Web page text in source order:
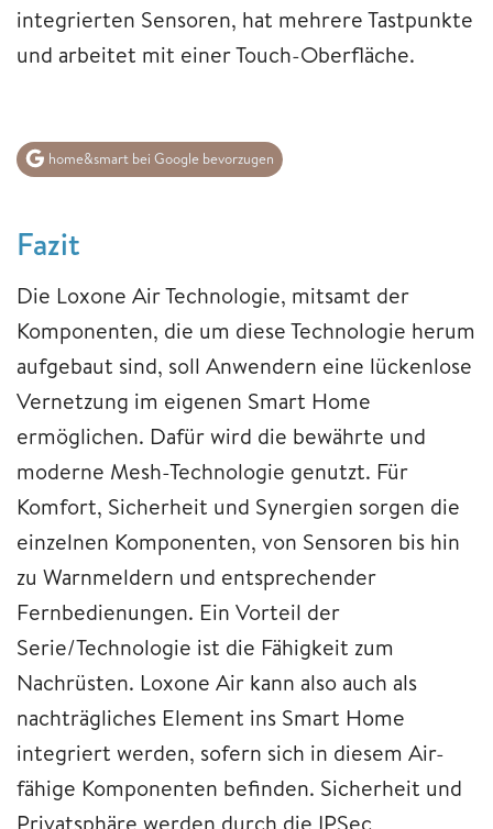
integrierten Sensoren, hat mehrere Tastpunkte
und arbeitet mit einer Touch-Oberfläche.
home&smart bei Google bevorzugen
Fazit
Die Loxone Air Technologie, mitsamt der
Komponenten, die um diese Technologie herum
aufgebaut sind, soll Anwendern eine lückenlose
Vernetzung im eigenen Smart Home
ermöglichen. Dafür wird die bewährte und
moderne Mesh-Technologie genutzt. Für
Komfort, Sicherheit und Synergien sorgen die
einzelnen Komponenten, von Sensoren bis hin
zu Warnmeldern und entsprechender
Fernbedienungen. Ein Vorteil der
Serie/Technologie ist die Fähigkeit zum
Nachrüsten. Loxone Air kann also auch als
nachträgliches Element ins Smart Home
integriert werden, sofern sich in diesem Air-
fähige Komponenten befinden. Sicherheit und
Privatsphäre werden durch die IPSec